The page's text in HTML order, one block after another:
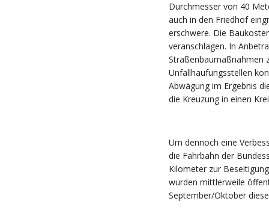
Durchmesser von 40
auch in den Friedhof
erschwere. Die
veranschlagen. In
Straßenbaumaßnahmen
Unfallhäufungsstellen
Abwägung im Ergebnis
die Kreuzung in einen
Um dennoch eine
die Fahrbahn der
Kilometer zur
wurden mittlerweile
September/Oktober